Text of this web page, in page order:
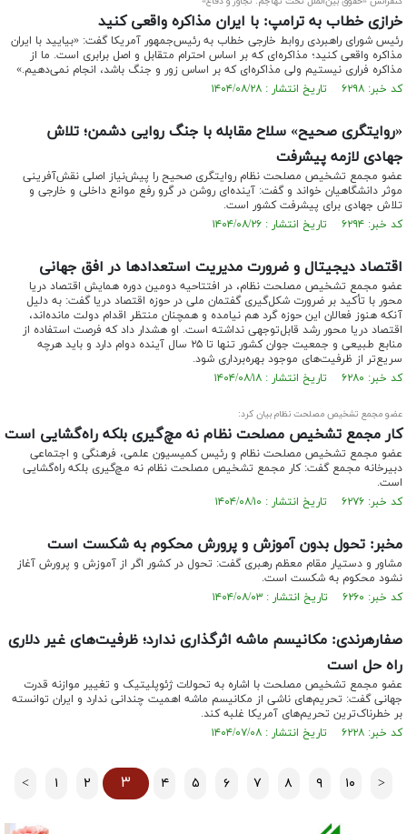
خرازی خطاب به ترامپ: با ایران مذاکره واقعی کنید
رئیس شورای راهبردی روابط خارجی خطاب به رئیس‌جمهور آمریکا گفت: «بیایید با ایران
مذاکره واقعی کنید؛ مذاکره‌ای که بر اساس احترام متقابل و اصل برابری است. ما از
مذاکره فراری نیستیم ولی مذاکره‌ای که بر اساس زور و جنگ باشد، انجام نمی‌دهیم.»
کد خبر: ۶۲۹۸ تاریخ انتشار : ۱۴۰۴/۰۸/۲۸
«روایتگری صحیح» سلاح مقابله با جنگ روایی دشمن؛ تلاش
جهادی لازمه پیشرفت
عضو مجمع تشخیص مصلحت نظام روایتگری صحیح را پیش‌نیاز اصلی نقش‌آفرینی
موثر دانشگاهیان خواند و گفت: آینده‌ای روشن در گرو رفع موانع داخلی و خارجی و
تلاش جهادی برای پیشرفت کشور است.
کد خبر: ۶۲۹۴ تاریخ انتشار : ۱۴۰۴/۰۸/۲۶
اقتصاد دیجیتال و ضرورت مدیریت استعداد‌ها در افق جهانی
عضو مجمع تشخیص مصلحت نظام، در افتتاحیه دومین دوره همایش اقتصاد دریا
محور با تأکید بر ضرورت شکل‌گیری گفتمان ملی در حوزه اقتصاد دریا گفت: به دلیل
آنکه هنوز فعالان این حوزه گرد هم نیامده و همچنان منتظر اقدام دولت مانده‌اند،
اقتصاد دریا محور رشد قابل‌توجهی نداشته است. او هشدار داد که فرصت استفاده از
منابع طبیعی و جمعیت جوان کشور تنها تا ۲۵ سال آینده دوام دارد و باید هرچه
سریع‌تر از ظرفیت‌های موجود بهره‌برداری شود.
کد خبر: ۶۲۸۰ تاریخ انتشار : ۱۴۰۴/۰۸/۱۸
عضو مجمع تشخیص مصلحت نظام بیان کرد:
کار مجمع تشخیص مصلحت نظام نه مچ‌گیری بلکه راه‌گشایی است
عضو مجمع تشخیص مصلحت نظام و رئیس کمیسیون علمی، فرهنگی و اجتماعی
دبیرخانه مجمع گفت: کار مجمع تشخیص مصلحت نظام نه مچ‌گیری بلکه راه‌گشایی
است.
کد خبر: ۶۲۷۶ تاریخ انتشار : ۱۴۰۴/۰۸/۱۰
مخبر: تحول بدون آموزش و پرورش محکوم به شکست است
مشاور و دستیار مقام معظم رهبری گفت: تحول در کشور اگر از آموزش و پرورش آغاز
نشود محکوم به شکست است.
کد خبر: ۶۲۶۰ تاریخ انتشار : ۱۴۰۴/۰۸/۰۳
صفارهرندی: مکانیسم ماشه اثرگذاری ندارد؛ ظرفیت‌های غیر دلاری
راه حل است
عضو مجمع تشخیص مصلحت با اشاره به تحولات ژئوپلیتیک و تغییر موازنه قدرت
جهانی گفت: تحریم‌های ناشی از مکانیسم ماشه اهمیت چندانی ندارد و ایران توانسته
بر خطرناک‌ترین تحریم‌های آمریکا غلبه کند.
کد خبر: ۶۲۲۸ تاریخ انتشار : ۱۴۰۴/۰۷/۰۸
< ۱ ۲ ۳ ۴ ۵ ۶ ۷ ۸ ۹ ۱۰ >